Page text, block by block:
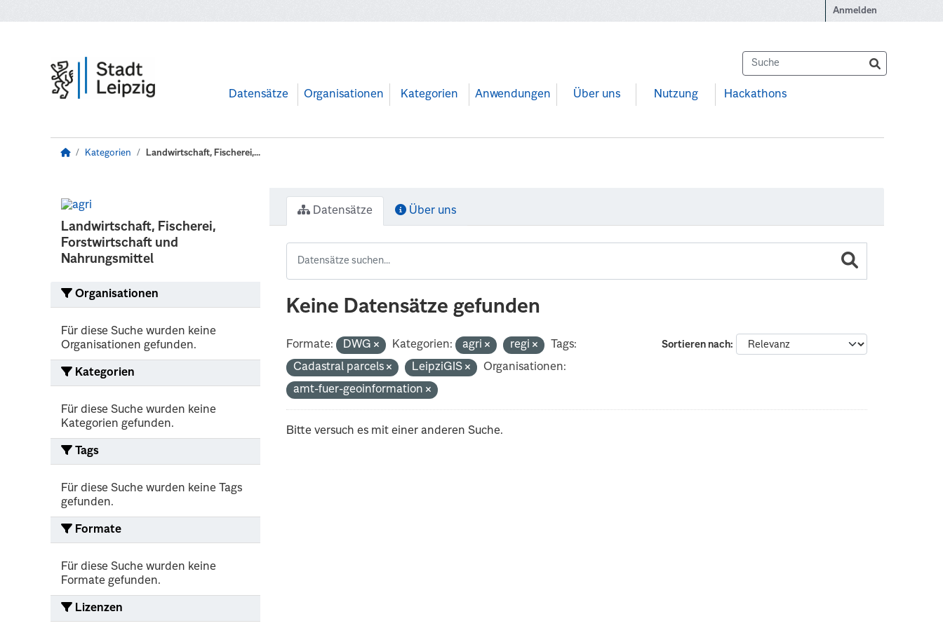
Anmelden
Datensätze Organisationen Kategorien Anwendungen Über uns Nutzung Hackathons
Kategorien Landwirtschaft, Fischerei,...
Landwirtschaft, Fischerei,
Forstwirtschaft und
Nahrungsmittel
Organisationen
Für diese Suche wurden keine
Organisationen gefunden.
Kategorien
Für diese Suche wurden keine
Kategorien gefunden.
Tags
Für diese Suche wurden keine Tags
gefunden.
Formate
Für diese Suche wurden keine
Formate gefunden.
Lizenzen
Datensätze Über uns
Keine Datensätze gefunden
Sortieren nach
Formate: DWG Kategorien: agri regi
Tags:
Cadastral parcels
LeipziGIS
Organisationen:
amt-fuer-geoinformation
Bitte versuch es mit einer anderen Suche.